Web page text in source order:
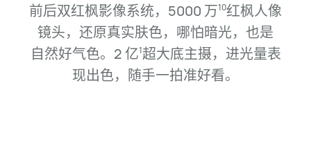
前后双红枫影像系统，5000 万10红枫人像
镜头，还原真实肤色，哪怕暗光， 也是
自然好气色。2 亿1超大底主摄，进光量表
现出色，随手一拍准好看。